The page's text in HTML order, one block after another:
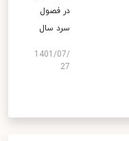
در فصول
سرد سال
1401/07/
27